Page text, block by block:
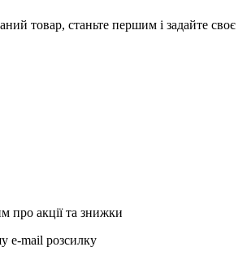
товар, станьте першим і задайте своє
про акції та знижки
e-mail розсилку